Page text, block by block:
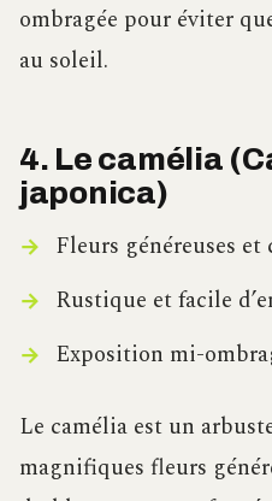
ombragée pour éviter
au soleil.
4. Le camélia
japonica)
Fleurs généreuses et
Rustique et facile
Exposition mi-
Le camélia est un
magnifiques fleurs